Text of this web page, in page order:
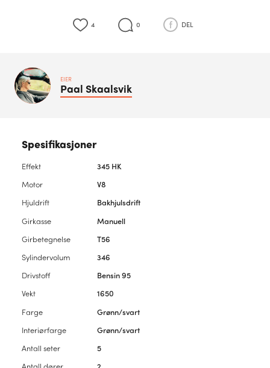
4 0 DEL
EIER
Paal Skaalsvik
Spesifikasjoner
Effekt
345 HK
Motor
V8
Hjuldrift
Bakhjulsdrift
Girkasse
Manuell
Girbetegnelse
T56
Sylindervolum
346
Drivstoff
Bensin 95
Vekt
1650
Farge
Grønn/svart
Interiørfarge
Grønn/svart
Antall seter
5